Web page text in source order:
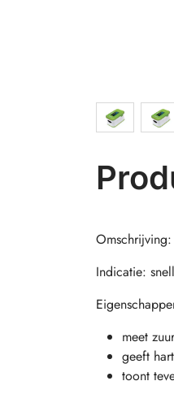
Indicatie:
meet
geeft
toont